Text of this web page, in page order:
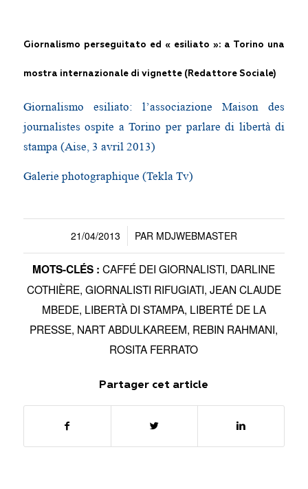
Giornalismo perseguitato ed « esiliato »: a Torino una
mostra internazionale di vignette (Redattore Sociale)
Giornalismo esiliato: l’associazione Maison des
journalistes ospite a Torino per parlare di libertà di
stampa (Aise, 3 avril 2013)
Galerie photographique (Tekla Tv)
21/04/2013
/ PAR MDJWEBMASTER
MOTS-CLÉS : CAFFÉ DEI GIORNALISTI, DARLINE
COTHIÈRE, GIORNALISTI RIFUGIATI, JEAN CLAUDE
MBEDE, LIBERTÀ DI STAMPA, LIBERTÉ DE LA
PRESSE, NART ABDULKAREEM, REBIN RAHMANI,
ROSITA FERRATO
Partager cet article